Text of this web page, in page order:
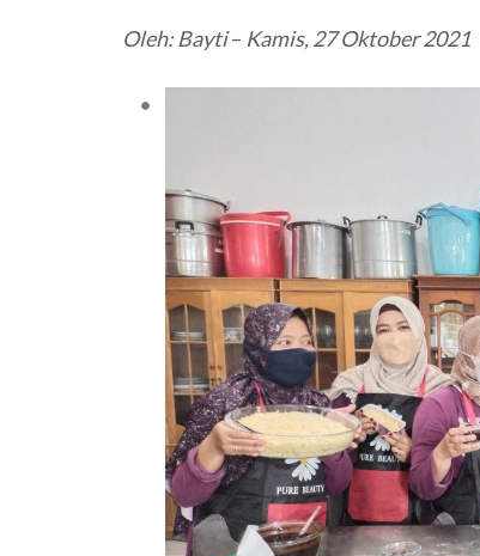
Oleh: Bayti– Kamis, 27 Oktober 2021